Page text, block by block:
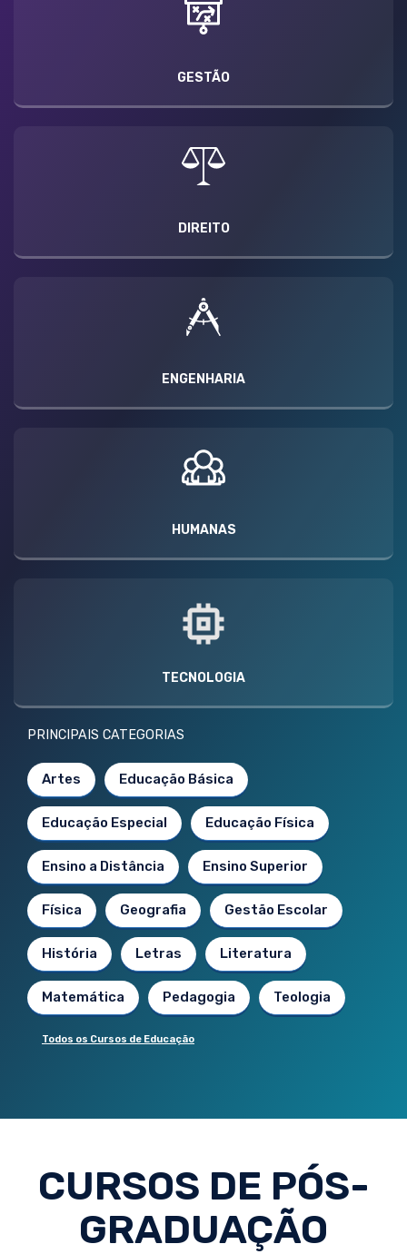
GESTÃO
DIREITO
ENGENHARIA
HUMANAS
TECNOLOGIA
PRINCIPAIS CATEGORIAS
Artes Educação Básica
Educação Especial Educação Física
Ensino a Distância Ensino Superior
Física Geografia Gestão Escolar
História Letras Literatura
Matemática Pedagogia Teologia
Todos os Cursos de Educação
CURSOS DE PÓS-
GRADUAÇÃO